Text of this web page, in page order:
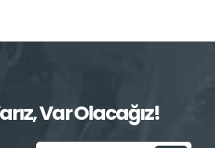
Var Olacağız!